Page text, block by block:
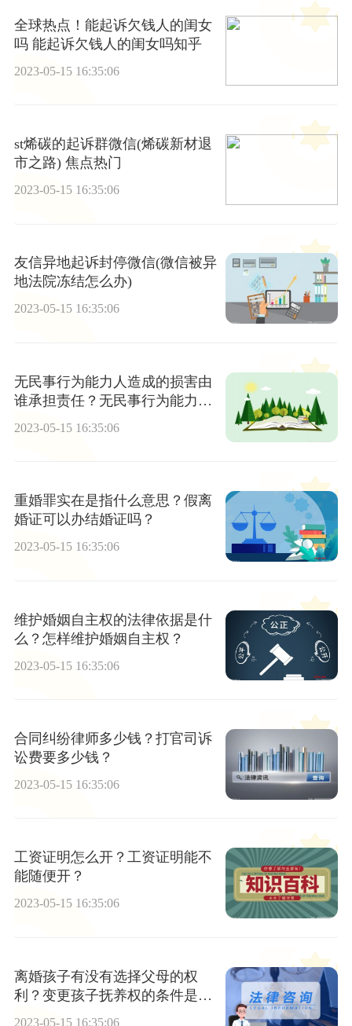
全球热点！能起诉欠钱人的闺女
吗 能起诉欠钱人的闺女吗知乎
2023-05-15 16:35:06
st烯碳的起诉群微信(烯碳新材退
市之路) 焦点热门
2023-05-15 16:35:06
友信异地起诉封停微信(微信被异
地法院冻结怎么办)
2023-05-15 16:35:06
无民事行为能力人造成的损害由
谁承担责任？无民事行为能力人
2023-05-15 16:35:06
重婚罪实在是指什么意思？假离
婚证可以办结婚证吗？
2023-05-15 16:35:06
维护婚姻自主权的法律依据是什
么？怎样维护婚姻自主权？
2023-05-15 16:35:06
合同纠纷律师多少钱？打官司诉
讼费要多少钱？
2023-05-15 16:35:06
工资证明怎么开？工资证明能不
能随便开？
2023-05-15 16:35:06
离婚孩子有没有选择父母的权
利？变更孩子抚养权的条件是什
2023-05-15 16:35:06